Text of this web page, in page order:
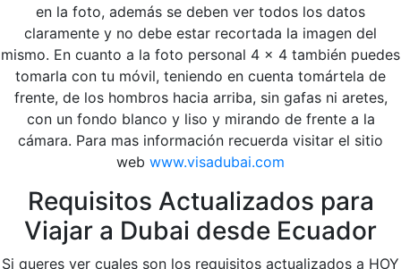
en la foto, además se deben ver todos los datos
claramente y no debe estar recortada la imagen del
mismo. En cuanto a la foto personal 4 x 4 también puedes
tomarla con tu móvil, teniendo en cuenta tomártela de
frente, de los hombros hacia arriba, sin gafas ni aretes,
con un fondo blanco y liso y mirando de frente a la
cámara. Para mas información recuerda visitar el sitio
web www.visadubai.com
Requisitos Actualizados para
Viajar a Dubai desde Ecuador
Si queres ver cuales son los requisitos actualizados a HOY